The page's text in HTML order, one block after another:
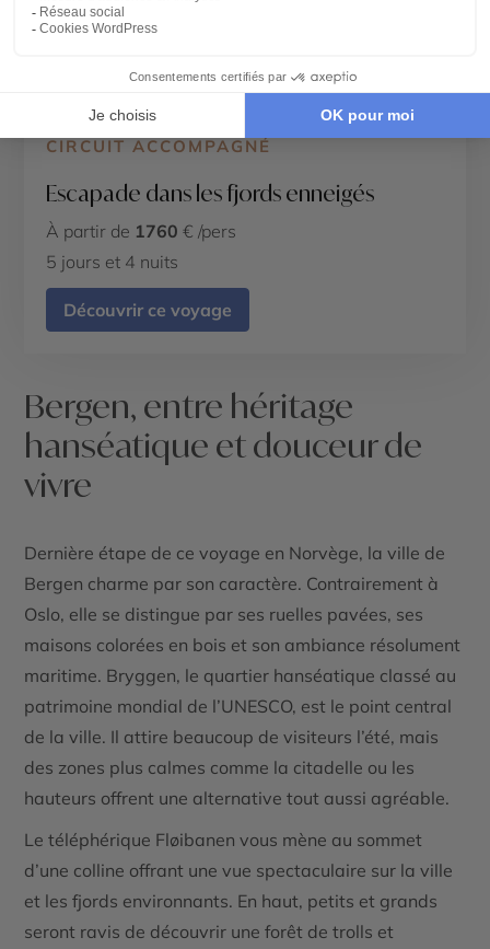
CIRCUIT ACCOMPAGNÉ
Escapade dans les fjords enneigés
À partir de 1760 € /pers
5 jours et 4 nuits
Découvrir ce voyage
Bergen, entre héritage
hanséatique et douceur de
vivre
Dernière étape de cevoyage en Norvège, la ville de
Bergen charme par son caractère. Contrairement à
Oslo, elle se distingue par ses ruelles pavées, ses
maisons colorées en bois et son ambiance résolument
maritime. Bryggen, le quartier hanséatique classé au
patrimoine mondial de l’UNESCO, est le point central
de la ville. Il attire beaucoup de visiteurs l’été, mais
des zones plus calmes comme la citadelle ou les
hauteurs offrent une alternative tout aussi agréable.
Le téléphérique Fløibanen vous mène au sommet
d’une colline offrant une vue spectaculaire sur la ville
et les fjords environnants. En haut, petits et grands
seront ravis de découvrir une forêt de trolls et